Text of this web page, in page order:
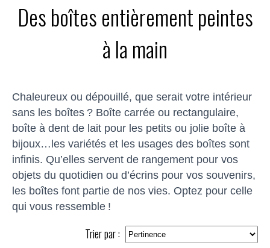
Des boîtes entièrement peintes
à la main
Chaleureux ou dépouillé, que serait votre intérieur
sans les boîtes ? Boîte carrée ou rectangulaire,
boîte à dent de lait pour les petits ou jolie boîte à
bijoux…les variétés et les usages des boîtes sont
infinis. Qu’elles servent de rangement pour vos
objets du quotidien ou d’écrins pour vos souvenirs,
les boîtes font partie de nos vies. Optez pour celle
qui vous ressemble !
Trier par :